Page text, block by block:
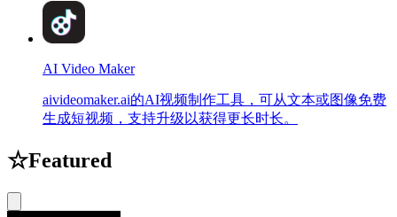
AI Video Maker
aivideomaker.ai的AI视频制作工具，可从文本或图像免费
生成短视频，支持升级以获得更长时长。
☆Featured